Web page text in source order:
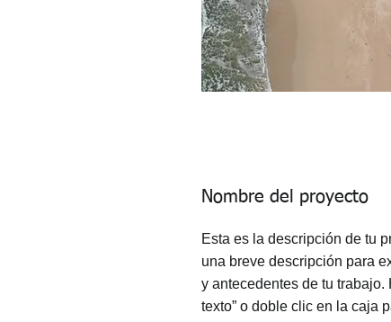
Nombre del proyecto
Esta es la descripción de tu
una breve descripción para
y antecedentes de tu trabajo.
texto” o doble clic en la caja